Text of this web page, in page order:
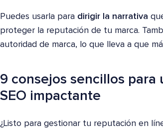
Puedes usarla para dirigir la narrativa
proteger la reputación de tu marca.
autoridad de marca, lo que lleva a que
9 consejos sencillos
SEO impactante
¿Listo para gestionar tu reputación en